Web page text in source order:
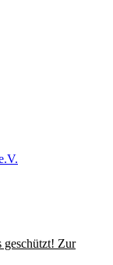
geschützt! Zur